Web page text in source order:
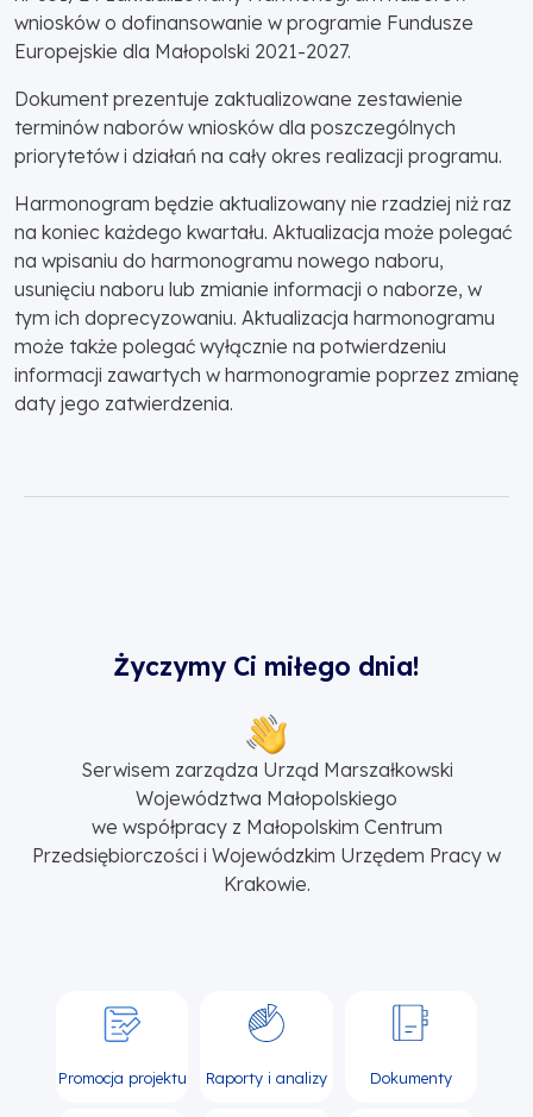
wniosków o dofinansowanie w programie Fundusze
Europejskie dla Małopolski 2021-2027.
Dokument prezentuje zaktualizowane zestawienie
terminów naborów wniosków dla poszczególnych
priorytetów i działań na cały okres realizacji programu.
Harmonogram będzie aktualizowany nie rzadziej niż raz
na koniec każdego kwartału. Aktualizacja może polegać
na wpisaniu do harmonogramu nowego naboru,
usunięciu naboru lub zmianie informacji o naborze, w
tym ich doprecyzowaniu. Aktualizacja harmonogramu
może także polegać wyłącznie na potwierdzeniu
informacji zawartych w harmonogramie poprzez zmianę
daty jego zatwierdzenia.
Życzymy Ci miłego dnia!
Serwisem zarządza Urząd Marszałkowski
Województwa Małopolskiego
we współpracy z Małopolskim Centrum
Przedsiębiorczości i Wojewódzkim Urzędem Pracy w
Krakowie.
Promocja projektu Raporty i analizy Dokumenty